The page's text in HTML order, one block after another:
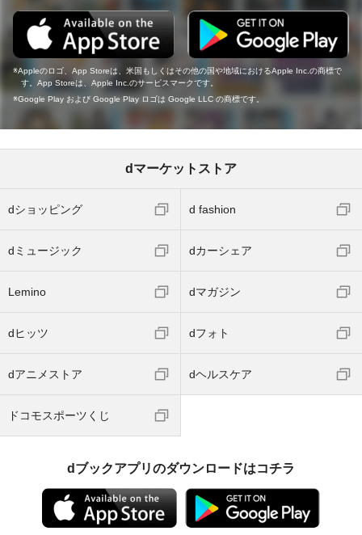
Appleのロゴ、App Storeは、米国もしくはその他の国や地域におけるApple Inc.の商標で
す。App Storeは、Apple Inc.のサービスマークです。
Google Play および Google Play ロゴは Google LLC の商標です。
dマーケットストア
dショッピング d fashion
dミュージック dカーシェア
Lemino dマガジン
dヒッツ dフォト
dアニメストア dヘルスケア
ドコモスポーツくじ
dブックアプリのダウンロードはコチラ